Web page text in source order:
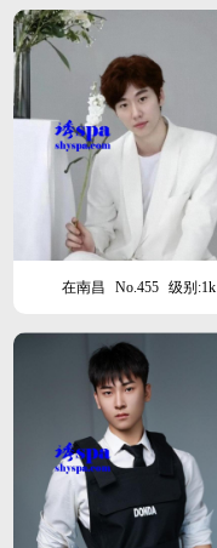
在南昌 No.455 级别:1k